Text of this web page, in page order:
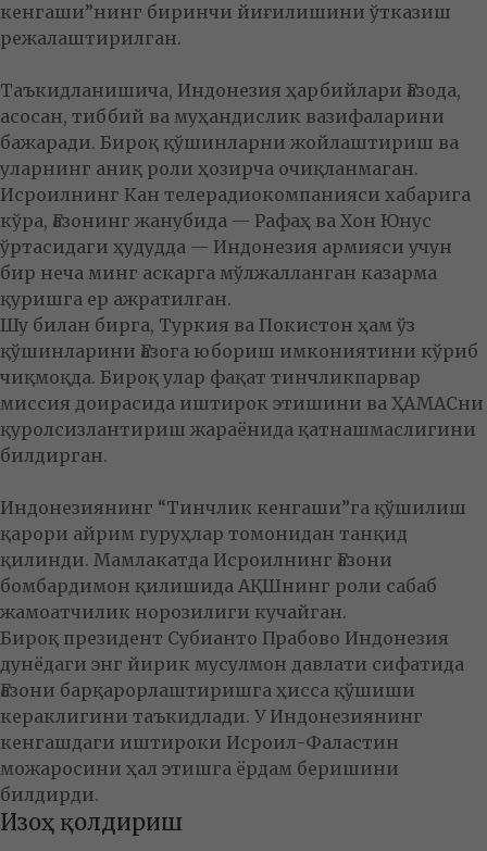
кенгаши”нинг биринчи йиғилишини ўтказиш
режалаштирилган.
Таъкидланишича, Индонезия ҳарбийлари Ғазода,
асосан, тиббий ва муҳандислик вазифаларини
бажаради. Бироқ қўшинларни жойлаштириш ва
уларнинг аниқ роли ҳозирча очиқланмаган.
Исроилнинг Кан телерадиокомпанияси хабарига
кўра, Ғазонинг жанубида — Рафаҳ ва Хон Юнус
ўртасидаги ҳудудда — Индонезия армияси учун
бир неча минг аскарга мўлжалланган казарма
қуришга ер ажратилган.
Шу билан бирга, Туркия ва Покистон ҳам ўз
қўшинларини Ғазога юбориш имкониятини кўриб
чиқмоқда. Бироқ улар фақат тинчликпарвар
миссия доирасида иштирок этишини ва ҲАМАСни
қуролсизлантириш жараёнида қатнашмаслигини
билдирган.
Индонезиянинг “Тинчлик кенгаши”га қўшилиш
қарори айрим гуруҳлар томонидан танқид
қилинди. Мамлакатда Исроилнинг Ғазони
бомбардимон қилишида АҚШнинг роли сабаб
жамоатчилик норозилиги кучайган.
Бироқ президент Субианто Прабово Индонезия
дунёдаги энг йирик мусулмон давлати сифатида
Ғазони барқарорлаштиришга ҳисса қўшиши
кераклигини таъкидлади. У Индонезиянинг
кенгашдаги иштироки Исроил-Фаластин
можаросини ҳал этишга ёрдам беришини
билдирди.
Изоҳ қолдириш